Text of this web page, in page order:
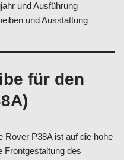
und Ausführung
und Ausstattung
für den
Rover P38A ist auf die hohe
Frontgestaltung des